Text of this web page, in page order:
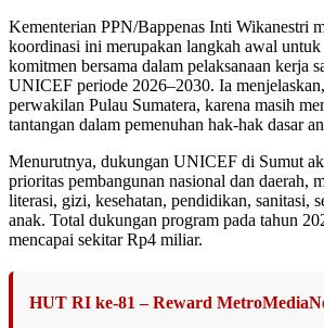
Kementerian PPN/Bappenas Inti Wikanestri
koordinasi ini merupakan langkah awal untuk
komitmen bersama dalam pelaksanaan kerja
UNICEF periode 2026–2030. Ia
perwakilan Pulau Sumatera, karena masih
tantangan dalam pemenuhan hak-hak dasar
Menurutnya, dukungan UNICEF di Sumut
prioritas pembangunan nasional dan daerah,
literasi, gizi, kesehatan, pendidikan, sanitasi,
anak. Total dukungan program pada tahun
mencapai sekitar Rp4 miliar.
HUT RI ke-81 – Reward